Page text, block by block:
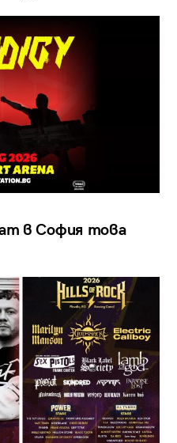
в София това